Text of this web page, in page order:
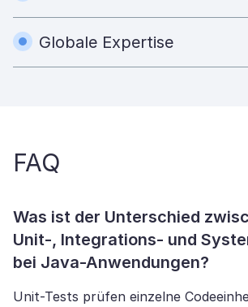
Globale Expertise
FAQ
Was ist der Unterschied
Unit-, Integrations- und
bei Java-Anwendungen?
Unit-Tests prüfen einzelne